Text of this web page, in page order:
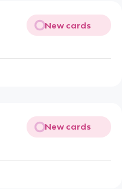
New cards
New cards